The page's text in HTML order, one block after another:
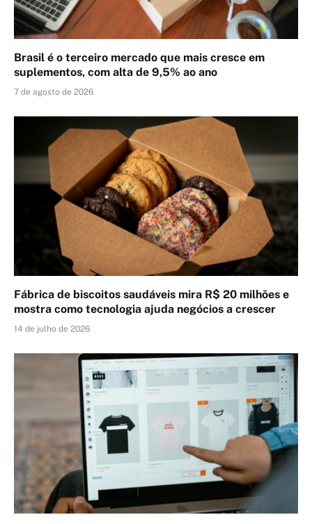
Brasil é o terceiro mercado que mais cresce em
suplementos, com alta de 9,5% ao ano
7 de agosto de 2026
Fábrica de biscoitos saudáveis mira R$ 20 milhões e
mostra como tecnologia ajuda negócios a crescer
14 de julho de 2026